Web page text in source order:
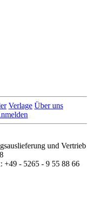
Verlage Über uns
und Vertrieb
+49 - 5265 - 9 55 88 66